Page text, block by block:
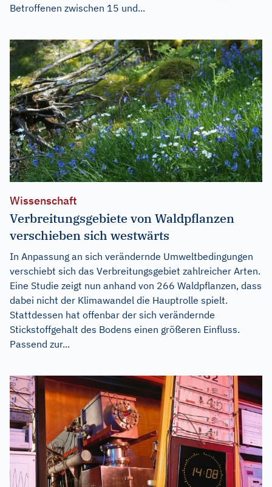
Betroffenen zwischen 15 und...
Wissenschaft
Verbreitungsgebiete von Waldpflanzen
verschieben sich westwärts
In Anpassung an sich verändernde Umweltbedingungen
verschiebt sich das Verbreitungsgebiet zahlreicher Arten.
Eine Studie zeigt nun anhand von 266 Waldpflanzen, dass
dabei nicht der Klimawandel die Hauptrolle spielt.
Stattdessen hat offenbar der sich verändernde
Stickstoffgehalt des Bodens einen größeren Einfluss.
Passend zur...